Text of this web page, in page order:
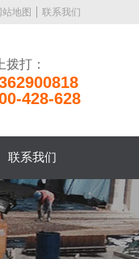
站地图 联系我们
拨打：
428-628
联系我们